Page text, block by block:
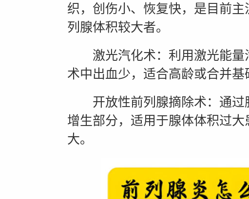
织，创伤小、恢复快，是目前
列腺体积较大者。
激光汽化术：利用激光能量
术中出血少，适合高龄或合并基
开放性前列腺摘除术：通过
增生部分，适用于腺体体积过
大。